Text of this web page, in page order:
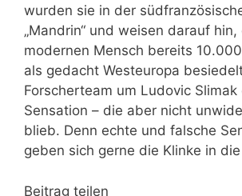
wurden sie in der
„Mandrin“ und weisen darauf
modernen Mensch bereits
als gedacht Westeuropa
Forscherteam um Ludovic Slimak
Sensation – die aber nicht
blieb. Denn echte und falsche
geben sich gerne die Klinke in
Beitrag teilen